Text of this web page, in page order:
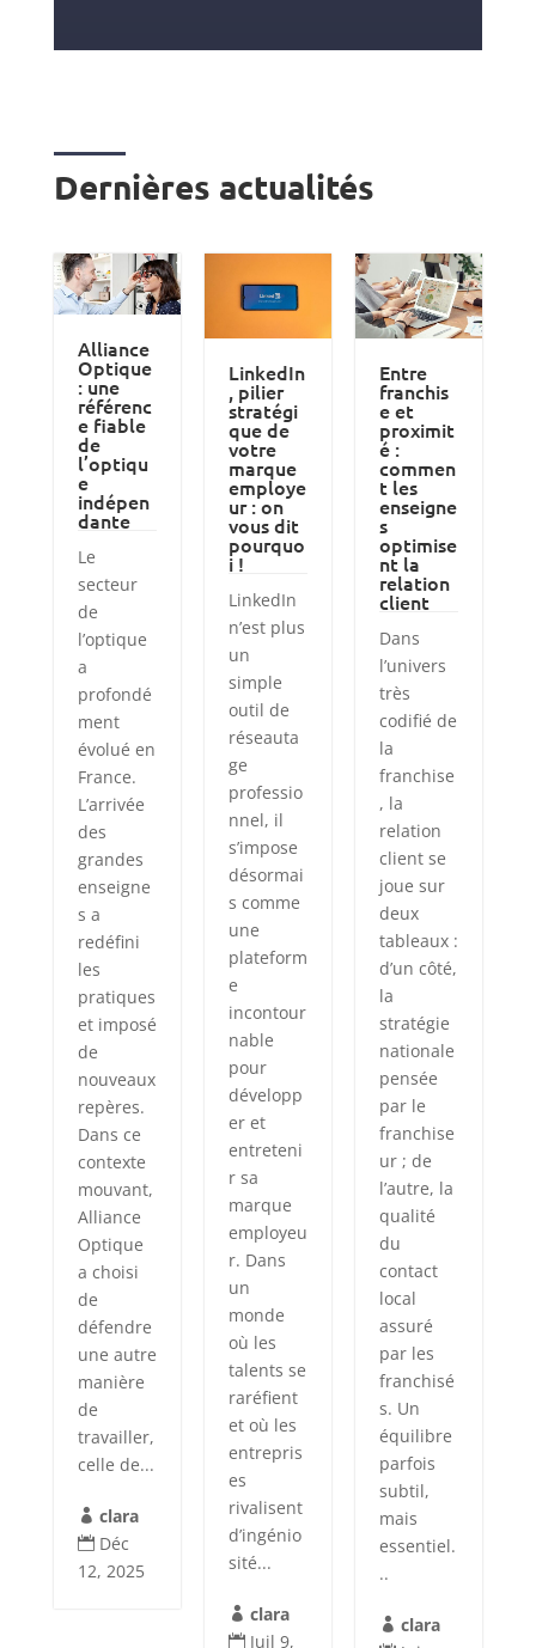
Dernières actualités
Alliance
Optique
: une
référenc
e fiable
de
l’optiqu
e
indépen
dante
Le
secteur
de
l’optique
a
profondé
ment
évolué en
France.
L’arrivée
des
grandes
enseigne
s a
redéfini
les
pratiques
et imposé
de
nouveaux
repères.
Dans ce
contexte
mouvant,
Alliance
Optique
a choisi
de
défendre
une autre
manière
de
travailler,
celle de...
 clara
 Déc
12, 2025
LinkedIn
, pilier
stratégi
que de
votre
marque
employe
ur : on
vous dit
pourquo
i !
LinkedIn
n’est plus
un
simple
outil de
réseauta
ge
professio
nnel, il
s’impose
désormai
s comme
une
plateform
e
incontour
nable
pour
développ
er et
entreteni
r sa
marque
employeu
r. Dans
un
monde
où les
talents se
raréfient
et où les
entrepris
es
rivalisent
d’ingénio
sité...
 clara
 Juil 9,
Entre
franchis
e et
proximit
é :
commen
t les
enseigne
s
optimise
nt la
relation
client
Dans
l’univers
très
codifié de
la
franchise
, la
relation
client se
joue sur
deux
tableaux :
d’un côté,
la
stratégie
nationale
pensée
par le
franchise
ur ; de
l’autre, la
qualité
du
contact
local
assuré
par les
franchisé
s. Un
équilibre
parfois
subtil,
mais
essentiel.
..
 clara